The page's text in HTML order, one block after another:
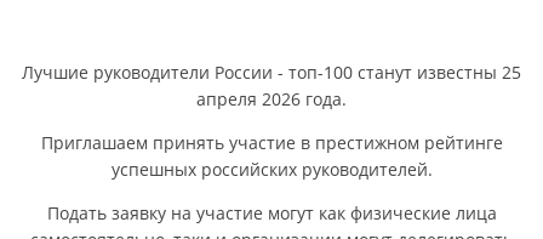
Лучшие руководители России - топ-100 станут известны 25
апреля 2026 года.
Приглашаем принять участие в престижном рейтинге
успешных российских руководителей.
Подать заявку на участие могут как физические лица